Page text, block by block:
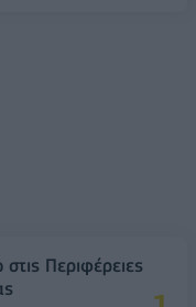
Περιφέρειες